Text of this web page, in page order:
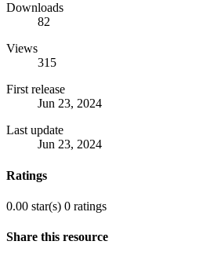
Downloads
82
Views
315
First release
Jun 23, 2024
Last update
Jun 23, 2024
Ratings
0.00 star(s) 0 ratings
Share this resource